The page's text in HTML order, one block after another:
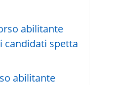
abilitante